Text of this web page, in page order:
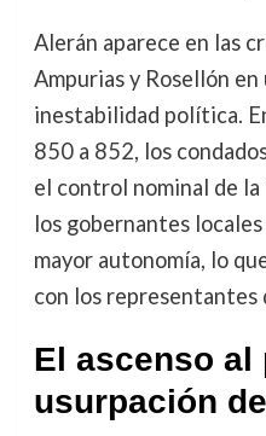
Alerán aparece en las
Ampurias y Rosellón en
inestabilidad política.
850 a 852, los
el control nominal de
los gobernantes
mayor autonomía, lo
con los representantes
El ascenso al
usurpación